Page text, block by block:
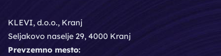
KLEVI, d.o.o., Kranj
Seljakovo naselje 29, 4000 Kranj
Prevzemno mesto: